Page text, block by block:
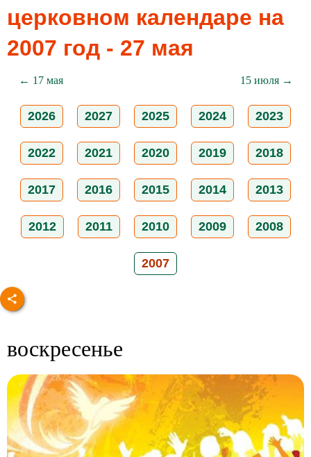
церковном календаре на
2007 год - 27 мая
← 17 мая 15 июля →
2026 2027 2025 2024 2023
2022 2021 2020 2019 2018
2017 2016 2015 2014 2013
2012 2011 2010 2009 2008
2007
воскресенье